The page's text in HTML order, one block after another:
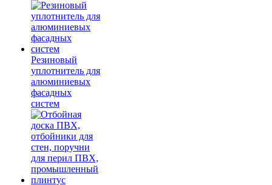
Резиновый
уплотнитель для
алюминиевых
фасадных
систем